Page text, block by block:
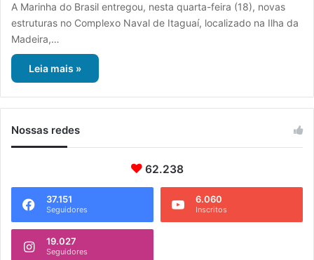
A Marinha do Brasil entregou, nesta quarta-feira (18), novas
estruturas no Complexo Naval de Itaguaí, localizado na Ilha da
Madeira,…
Leia mais »
Nossas redes
62.238
37.151
Seguidores
6.060
Inscritos
19.027
Seguidores